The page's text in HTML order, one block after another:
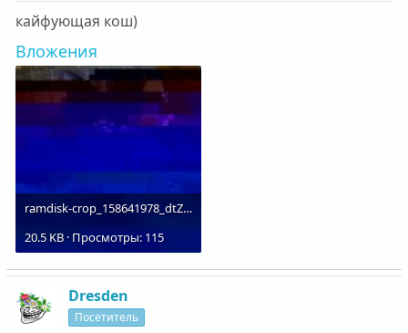
кайфующая кош)
Вложения
ramdisk-crop_158641978_dtZz0z.jpg
20.5 KB · Просмотры: 115
Dresden
Посетитель